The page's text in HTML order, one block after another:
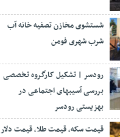
شستشوی مخازن تصفیه خانه آب
شرب شهری فومن
رودسر | تشکیل کارگروه تخصصی
بررسی آسیبهای اجتماعی در
بهزیستی رودسر
قیمت سکه، قیمت طلا، قیمت دلار